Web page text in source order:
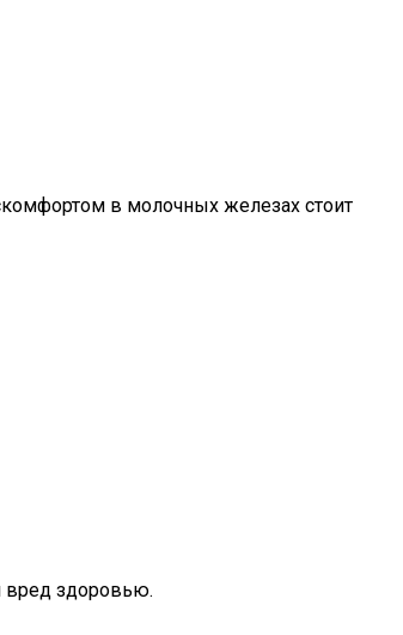
в молочных железах стоит
вред здоровью.